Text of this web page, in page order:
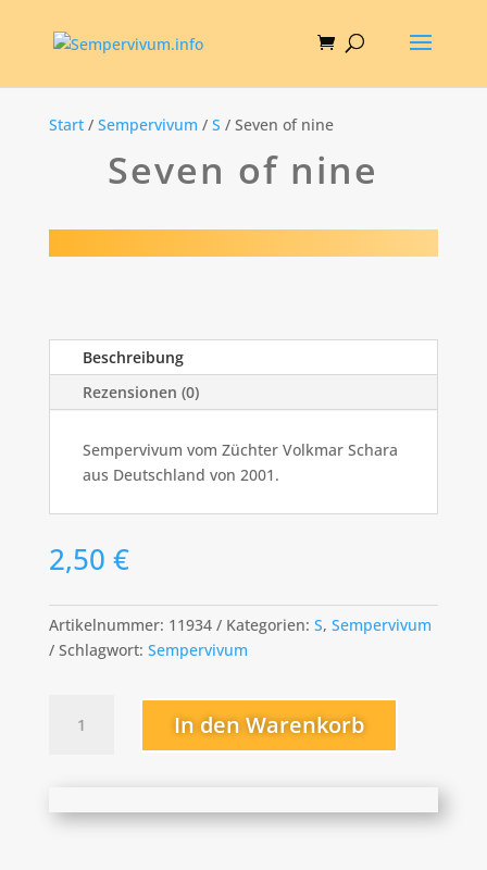
Start/ Sempervivum / S / Seven of nine
Seven of nine
Beschreibung
Rezensionen (0)
Sempervivum vom Züchter Volkmar Schara
aus Deutschland von 2001.
2,50 €
Artikelnummer: 11934 Kategorien: S, Sempervivum
Schlagwort: Sempervivum
In den Warenkorb